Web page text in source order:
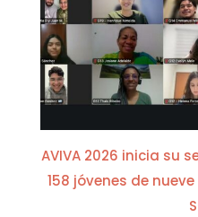
AVIVA 2026 inicia su
158 jóvenes de